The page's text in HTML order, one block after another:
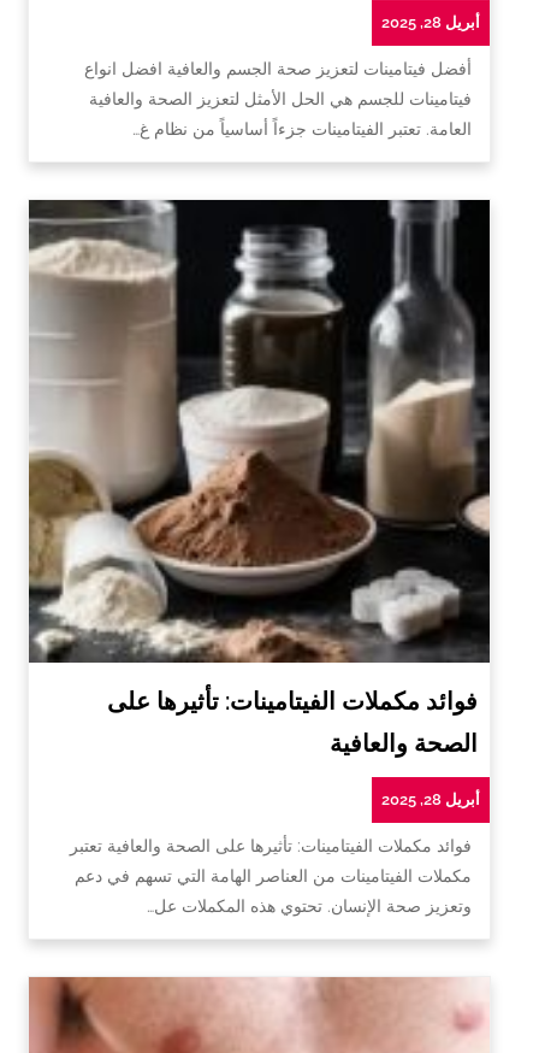
أبريل 28, 2025
أفضل فيتامينات لتعزيز صحة الجسم والعافية افضل انواع
فيتامينات للجسم هي الحل الأمثل لتعزيز الصحة والعافية
العامة. تعتبر الفيتامينات جزءاً أساسياً من نظام غ…
فوائد مكملات الفيتامينات: تأثيرها على
الصحة والعافية
أبريل 28, 2025
فوائد مكملات الفيتامينات: تأثيرها على الصحة والعافية تعتبر
مكملات الفيتامينات من العناصر الهامة التي تسهم في دعم
وتعزيز صحة الإنسان. تحتوي هذه المكملات عل…